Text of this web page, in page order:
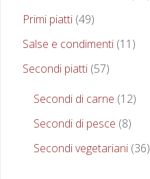
Primi piatti (49)
Salse e condimenti (11)
Secondi piatti (57)
Secondi di carne (12)
Secondi di pesce (8)
Secondi vegetariani (36)